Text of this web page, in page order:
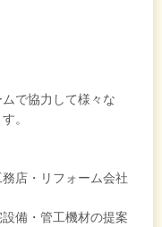
で協力して様々な
。
店・リフォーム会社
備・管工機材の提案